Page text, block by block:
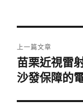
章
導
覽
上一篇文章
上
一
文
苗栗近視雷
沙發保障的